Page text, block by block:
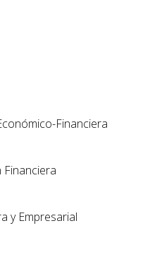
Financiera
y Empresarial